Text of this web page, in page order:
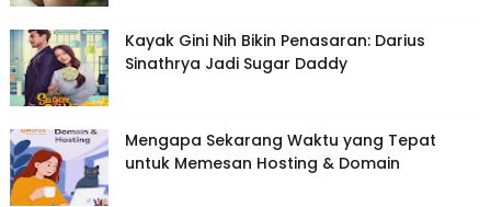
Kayak Gini Nih Bikin Penasaran: Darius
Sinathrya Jadi Sugar Daddy
Mengapa Sekarang Waktu yang Tepat
untuk Memesan Hosting & Domain